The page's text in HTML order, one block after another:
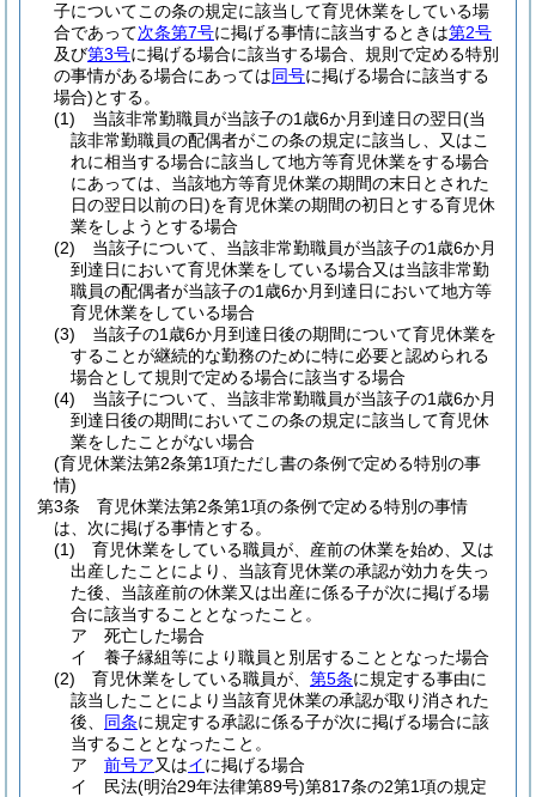
子についてこの条の規定に該当して育児休業をしている場
合であって次条第7号に掲げる事情に該当するときは第2号
及び第3号に掲げる場合に該当する場合、規則で定める特別
の事情がある場合にあっては同号に掲げる場合に該当する
場合)とする。
(1)
当該非常勤職員が当該子の1歳6か月到達日の翌日(当
該非常勤職員の配偶者がこの条の規定に該当し、又はこ
れに相当する場合に該当して地方等育児休業をする場合
にあっては、当該地方等育児休業の期間の末日とされた
日の翌日以前の日)を育児休業の期間の初日とする育児休
業をしようとする場合
(2)
当該子について、当該非常勤職員が当該子の1歳6か月
到達日において育児休業をしている場合又は当該非常勤
職員の配偶者が当該子の1歳6か月到達日において地方等
育児休業をしている場合
(3)
当該子の1歳6か月到達日後の期間について育児休業を
することが継続的な勤務のために特に必要と認められる
場合として規則で定める場合に該当する場合
(4)
当該子について、当該非常勤職員が当該子の1歳6か月
到達日後の期間においてこの条の規定に該当して育児休
業をしたことがない場合
(育児休業法第2条第1項ただし書の条例で定める特別の事
情)
第3条
育児休業法第2条第1項の条例で定める特別の事情
は、次に掲げる事情とする。
(1)
育児休業をしている職員が、産前の休業を始め、又は
出産したことにより、当該育児休業の承認が効力を失っ
た後、当該産前の休業又は出産に係る子が次に掲げる場
合に該当することとなったこと。
ア
死亡した場合
イ
養子縁組等により職員と別居することとなった場合
(2)
育児休業をしている職員が、 第5条に規定する事由に
該当したことにより当該育児休業の承認が取り消された
後、 同条に規定する承認に係る子が次に掲げる場合に該
当することとなったこと。
ア
前号ア又はイに掲げる場合
イ
民法(明治29年法律第89号)第817条の2第1項の規定